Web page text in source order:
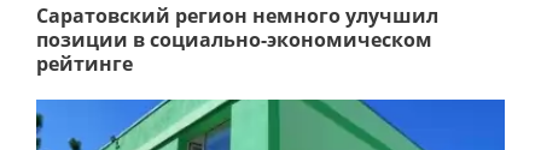
Саратовский регион немного улучшил
позиции в социально-экономическом
рейтинге